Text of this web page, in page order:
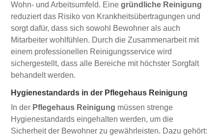
Wohn- und Arbeitsumfeld. Einegründliche Reinigung
reduziert das Risiko von Krankheitsübertragungen und
sorgt dafür, dass sich sowohl Bewohner als auch
Mitarbeiter wohlfühlen. Durch die Zusammenarbeit mit
einem professionellen Reinigungsservice wird
sichergestellt, dass alle Bereiche mit höchster Sorgfalt
behandelt werden.
Hygienestandards in der Pflegehaus Reinigung
In der Pflegehaus Reinigung müssen strenge
Hygienestandards eingehalten werden, um die
Sicherheit der Bewohner zu gewährleisten. Dazu gehört: